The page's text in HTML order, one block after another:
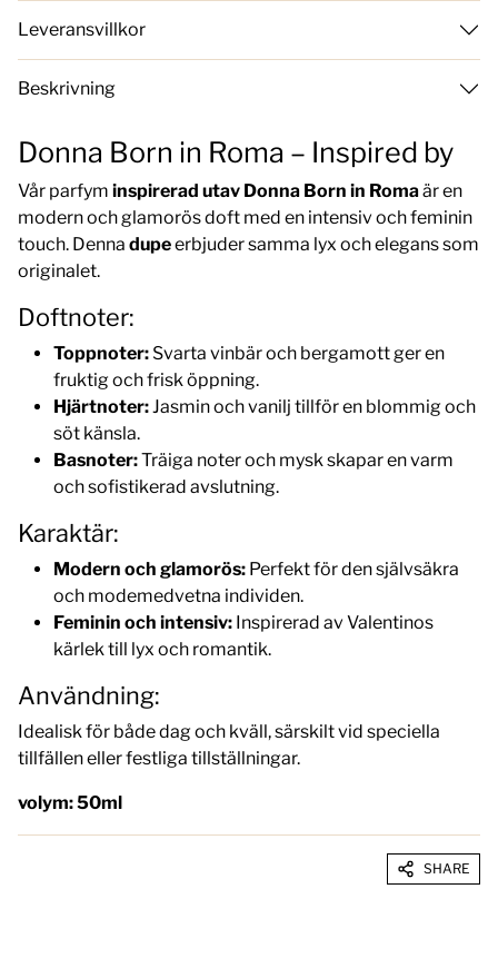
Leveransvillkor
Beskrivning
Donna Born in Roma – Inspired by
Vår parfym inspirerad utav Donna Born in Romaär en
modern och glamorös doft med en intensiv och feminin
touch. Denna dupeerbjuder samma lyx och elegans som
originalet.
Doftnoter:
Toppnoter: Svarta vinbär och bergamott ger en
fruktig och frisk öppning.
Hjärtnoter: Jasmin och vanilj tillför en blommig och
söt känsla.
Basnoter:Träiga noter och mysk skapar en varm
och sofistikerad avslutning.
Karaktär:
Modern och glamorös: Perfekt för den självsäkra
och modemedvetna individen.
Feminin och intensiv: Inspirerad av Valentinos
kärlek till lyx och romantik.
Användning:
Idealisk för både dag och kväll, särskilt vid speciella
tillfällen eller festliga tillställningar.
volym: 50ml
SHARE